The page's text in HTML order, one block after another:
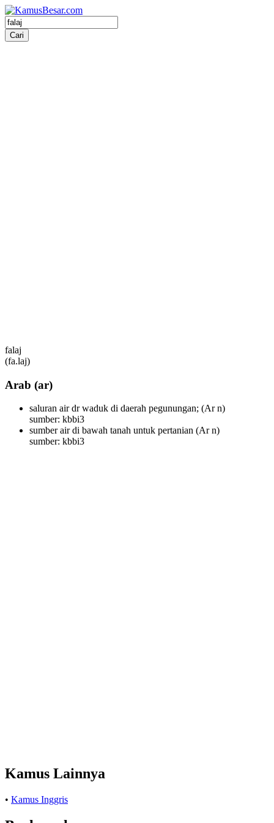
falaj
(fa.laj)
Arab (ar)
saluran air dr waduk di daerah pegunungan; (Ar n)
sumber: kbbi3
sumber air di bawah tanah untuk pertanian (Ar n)
sumber: kbbi3
Kamus Lainnya
• Kamus Inggris